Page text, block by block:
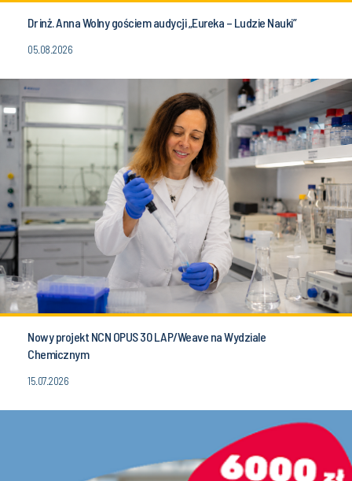
Dr inż. Anna Wolny gościem audycji „Eureka – Ludzie Nauki”
05.08.2026
Nowy projekt NCN OPUS 30 LAP/Weave na Wydziale
Chemicznym
15.07.2026